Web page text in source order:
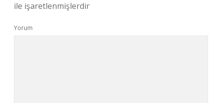
ile işaretlenmişlerdir
Yorum